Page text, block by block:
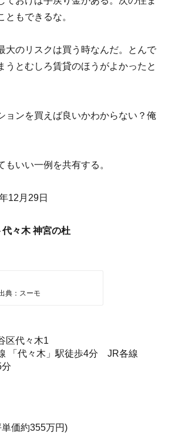
ともできるな。
大のリスクは買う時なんだ。とんで
うとむしろ賃貸のほうがよかったと
ョンを買えば良いかわからない？俺
もいい一例を共有する。
12月29日
々木 神宮の杜
典：スーモ
区代々木1
「代々木」駅徒歩4分 JR各線
分
価約355万円)